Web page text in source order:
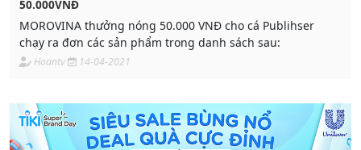
50.000VNĐ
MOROVINA thưởng nóng 50.000 VNĐ cho cá Publihser
chạy ra đơn các sản phẩm trong danh sách sau:
Hoantv 14-04-2021